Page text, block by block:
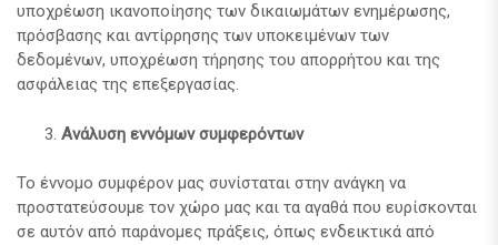
υποχρέωση ικανοποίησης των δικαιωμάτων ενημέρωσης,
πρόσβασης και αντίρρησης των υποκειμένων των
δεδομένων, υποχρέωση τήρησης του απορρήτου και της
ασφάλειας της επεξεργασίας.
Ανάλυση εννόμων συμφερόντων
Το έννομο συμφέρον μας συνίσταται στην ανάγκη να
προστατεύσουμε τον χώρο μας και τα αγαθά που ευρίσκονται
σε αυτόν από παράνομες πράξεις, όπως ενδεικτικά από